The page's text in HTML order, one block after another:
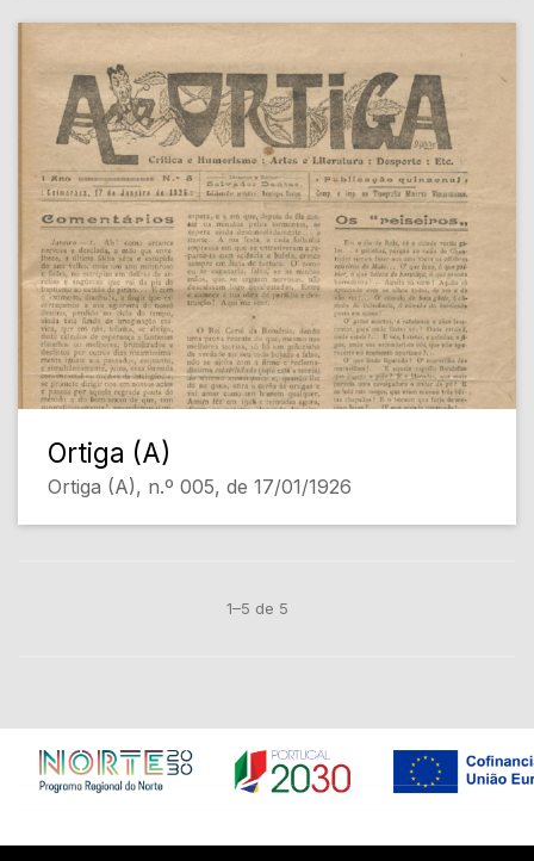
Ortiga (A)
Ortiga (A), n.º 005, de 17/01/1926
1–5 de 5